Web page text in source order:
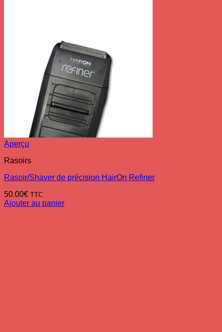
Aperçu
Rasoirs
Rasoir/Shaver de précision HairOn Refiner
50.00€ TTC
Ajouter au panier